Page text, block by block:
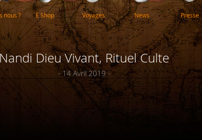
nous ? E Shop Voyages News Presse
Dieu Vivant, Rituel Culte
- 14 Avril 2019 -